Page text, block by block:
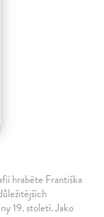
hraběte Františka
19. století. Jako